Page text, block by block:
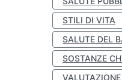
STILI DI VITA
SALUTE DEL
SOSTANZE